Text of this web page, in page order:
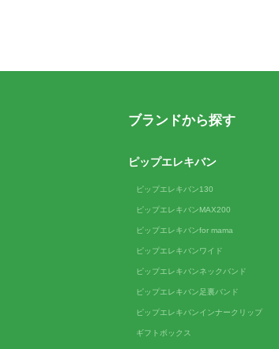
ブランドから探す
ピップエレキバン
ピップエレキバン130
ピップエレキバンMAX200
ピップエレキバンfor mama
ピップエレキバンワイド
ピップエレキバンネックバンド
ピップエレキバン足裏バンド
ピップエレキバンインナークリップ
ギフトボックス